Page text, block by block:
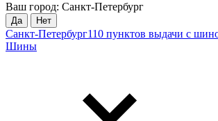
Ваш город: Санкт-Петербург
Да Нет
Санкт-Петербург110 пунктов выдачи с
Шины